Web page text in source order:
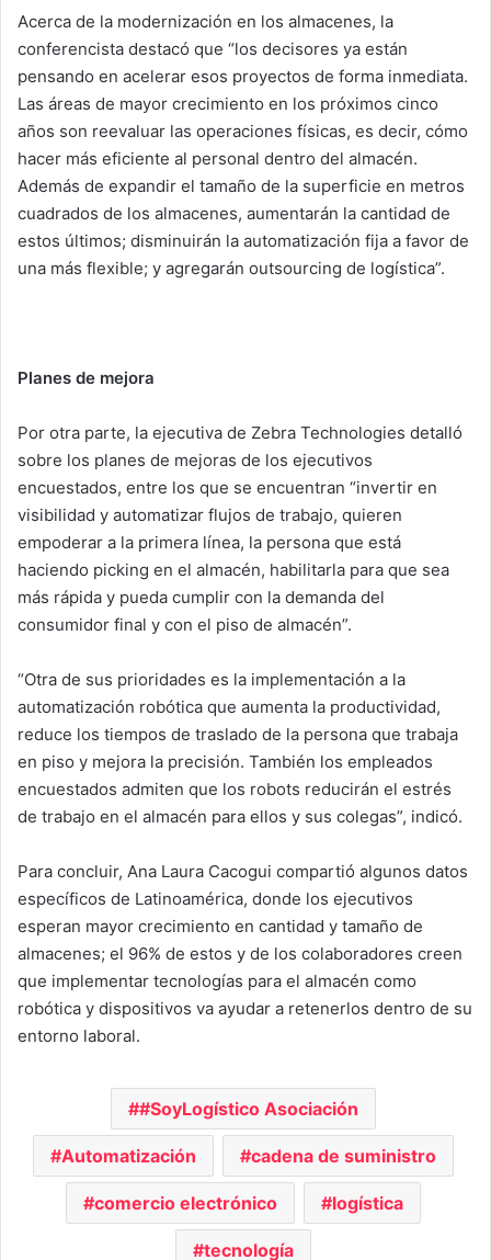
Acerca de la modernización en los almacenes, la
conferencista destacó que “los decisores ya están
pensando en acelerar esos proyectos de forma inmediata.
Las áreas de mayor crecimiento en los próximos cinco
años son reevaluar las operaciones físicas, es decir, cómo
hacer más eficiente al personal dentro del almacén.
Además de expandir el tamaño de la superficie en metros
cuadrados de los almacenes, aumentarán la cantidad de
estos últimos; disminuirán la automatización fija a favor de
una más flexible; y agregarán outsourcing de logística”.
Planes de mejora
Por otra parte, la ejecutiva de Zebra Technologies detalló
sobre los planes de mejoras de los ejecutivos
encuestados, entre los que se encuentran “invertir en
visibilidad y automatizar flujos de trabajo, quieren
empoderar a la primera línea, la persona que está
haciendo picking en el almacén, habilitarla para que sea
más rápida y pueda cumplir con la demanda del
consumidor final y con el piso de almacén”.
“Otra de sus prioridades es la implementación a la
automatización robótica que aumenta la productividad,
reduce los tiempos de traslado de la persona que trabaja
en piso y mejora la precisión. También los empleados
encuestados admiten que los robots reducirán el estrés
de trabajo en el almacén para ellos y sus colegas”, indicó.
Para concluir, Ana Laura Cacogui compartió algunos datos
específicos de Latinoamérica, donde los ejecutivos
esperan mayor crecimiento en cantidad y tamaño de
almacenes; el 96% de estos y de los colaboradores creen
que implementar tecnologías para el almacén como
robótica y dispositivos va ayudar a retenerlos dentro de su
entorno laboral.
#SoyLogístico Asociación
Automatización cadena de suministro
comercio electrónico logística
tecnología